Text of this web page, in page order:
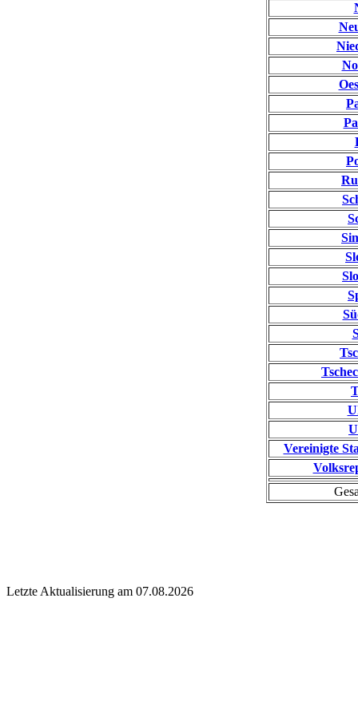
Vereinigte
Letzte Aktualisierung am 07.08.2026